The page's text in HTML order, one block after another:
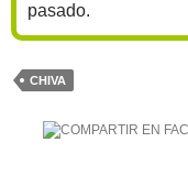
pasado.
CHIVA